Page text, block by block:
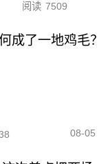
阅读 7509
成了一地鸡毛？
08-05